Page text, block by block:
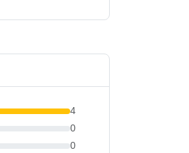
4
0
0